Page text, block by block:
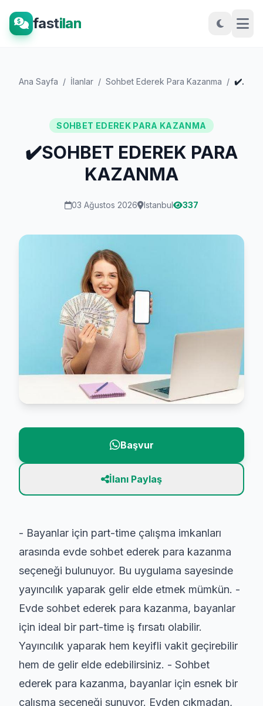
fastilan
Ana Sayfa / İlanlar / Sohbet Ederek Para Kazanma / ✔️SOHBET EDEREK PARA KAZANMA
SOHBET EDEREK PARA KAZANMA
✔️SOHBET EDEREK PARA
KAZANMA
03 Ağustos 2026 Istanbul 337
Başvur
İlanı Paylaş
- Bayanlar için part-time çalışma imkanları
arasında evde sohbet ederek para kazanma
seçeneği bulunuyor. Bu uygulama sayesinde
yayıncılık yaparak gelir elde etmek mümkün. -
Evde sohbet ederek para kazanma, bayanlar
için ideal bir part-time iş fırsatı olabilir.
Yayıncılık yaparak hem keyifli vakit geçirebilir
hem de gelir elde edebilirsiniz. - Sohbet
ederek para kazanma, bayanlar için esnek bir
çalışma seçeneği sunuyor. Evden çıkmadan,